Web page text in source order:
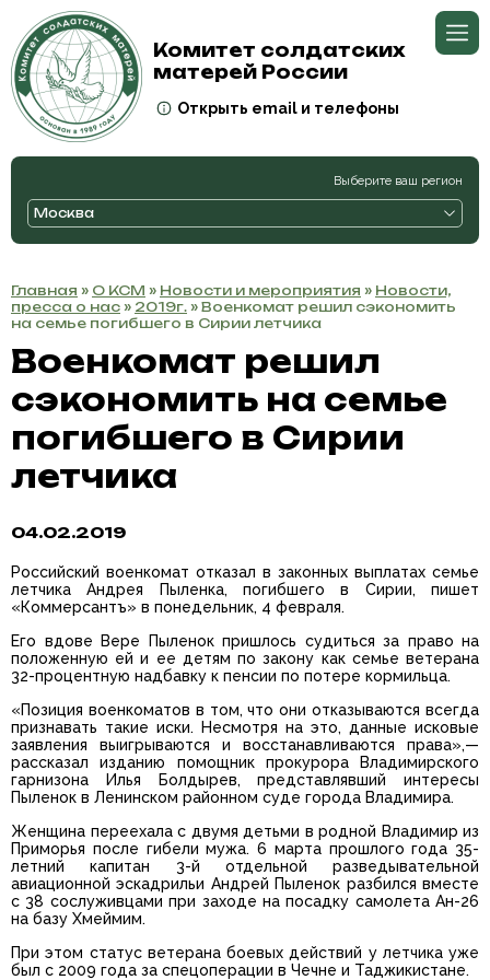
Комитет солдатских
матерей России
Открыть email и телефоны
Выберите ваш регион
Москва
Главная » О КСМ » Новости и мероприятия » Новости,
пресса о нас » 2019г. » Военкомат решил сэкономить
на семье погибшего в Сирии летчика
Военкомат решил
сэкономить на семье
погибшего в Сирии
летчика
04.02.2019
Российский военкомат отказал в законных выплатах семье
летчика Андрея Пыленка, погибшего в Сирии, пишет
«Коммерсантъ» в понедельник, 4 февраля.
Его вдове Вере Пыленок пришлось судиться за право на
положенную ей и ее детям по закону как семье ветерана
32-процентную надбавку к пенсии по потере кормильца.
«Позиция военкоматов в том, что они отказываются всегда
признавать такие иски. Несмотря на это, данные исковые
заявления выигрываются и восстанавливаются права»,—
рассказал изданию помощник прокурора Владимирского
гарнизона Илья Болдырев, представлявший интересы
Пыленок в Ленинском районном суде города Владимира.
Женщина переехала с двумя детьми в родной Владимир из
Приморья после гибели мужа. 6 марта прошлого года 35-
летний капитан 3-й отдельной разведывательной
авиационной эскадрильи Андрей Пыленок разбился вместе
с 38 сослуживцами при заходе на посадку самолета Ан-26
на базу Хмеймим.
При этом статус ветерана боевых действий у летчика уже
был с 2009 года за спецоперации в Чечне и Таджикистане.